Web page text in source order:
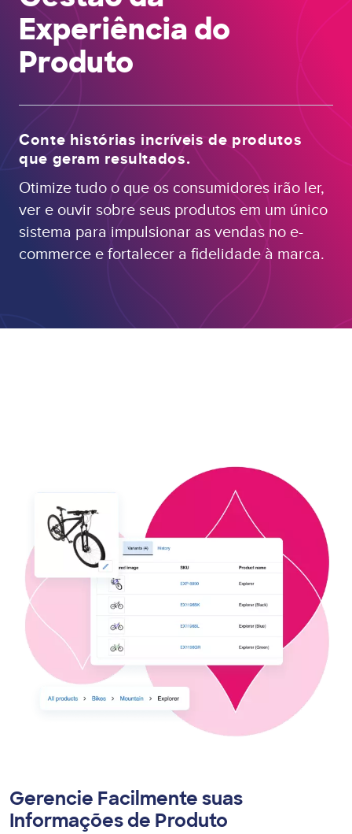
Experiência do
Produto
Conte histórias incríveis de produtos
que geram resultados.
Otimize tudo o que os consumidores irão ler,
ver e ouvir sobre seus produtos em um único
sistema para impulsionar as vendas no e-
commerce e fortalecer a fidelidade à marca.
Gerencie Facilmente suas
Informações de Produto